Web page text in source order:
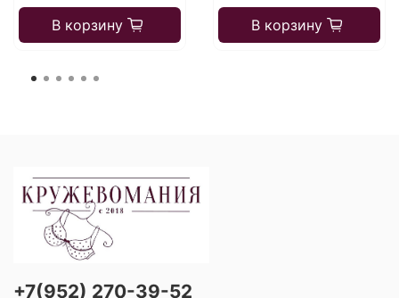
В корзину В корзину
+7(952) 270-39-52